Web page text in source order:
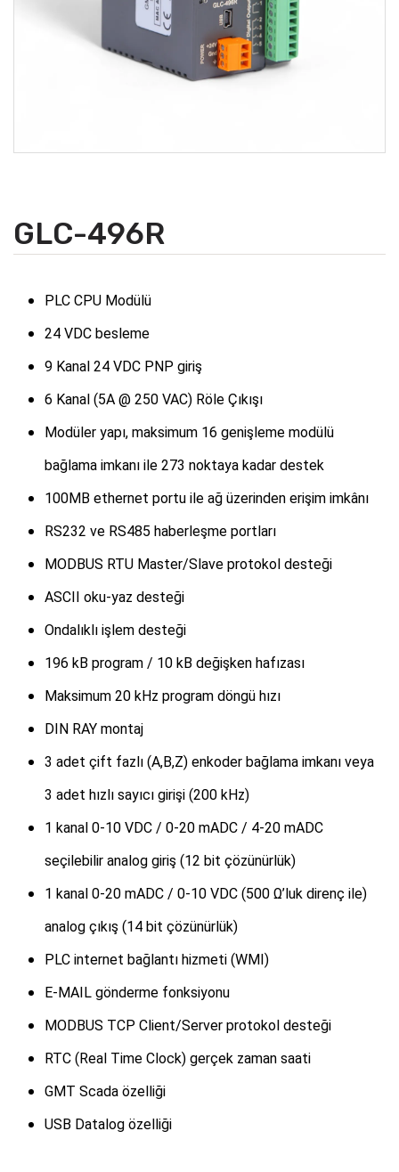
GLC-496R
PLC CPU Modülü
24 VDC besleme
9 Kanal 24 VDC PNP giriş
6 Kanal (5A @ 250 VAC) Röle Çıkışı
Modüler yapı, maksimum 16 genişleme modülü
bağlama imkanı ile 273 noktaya kadar destek
100MB ethernet portu ile ağ üzerinden erişim imkânı
RS232 ve RS485 haberleşme portları
MODBUS RTU Master/Slave protokol desteği
ASCII oku-yaz desteği
Ondalıklı işlem desteği
196 kB program / 10 kB değişken hafızası
Maksimum 20 kHz program döngü hızı
DIN RAY montaj
3 adet çift fazlı (A,B,Z) enkoder bağlama imkanı veya
3 adet hızlı sayıcı girişi (200 kHz)
1 kanal 0-10 VDC / 0-20 mADC / 4-20 mADC
seçilebilir analog giriş (12 bit çözünürlük)
1 kanal 0-20 mADC / 0-10 VDC (500 Ω’luk direnç ile)
analog çıkış (14 bit çözünürlük)
PLC internet bağlantı hizmeti (WMI)
E-MAIL gönderme fonksiyonu
MODBUS TCP Client/Server protokol desteği
RTC (Real Time Clock) gerçek zaman saati
GMT Scada özelliği
USB Datalog özelliği